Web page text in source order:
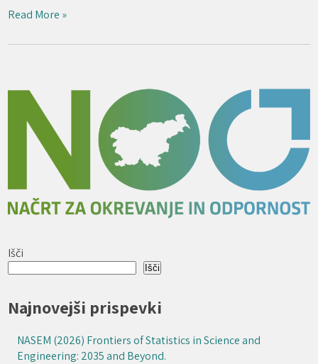
Read More »
Išči
Išči
Najnovejši prispevki
NASEM (2026) Frontiers of Statistics in Science and
Engineering: 2035 and Beyond.